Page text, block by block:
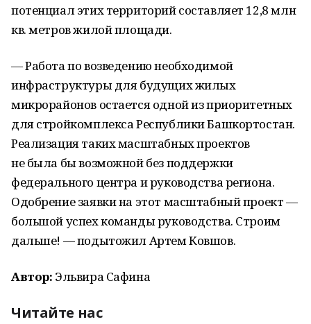
потенциал этих территорий составляет 12,8 млн
кв. метров жилой площади.
— Работа по возведению необходимой
инфраструктуры для будущих жилых
микрорайонов остается одной из приоритетных
для стройкомплекса Республики Башкортостан.
Реализация таких масштабных проектов
не была бы возможной без поддержки
федерального центра и руководства региона.
Одобрение заявки на этот масштабный проект —
большой успех команды руководства. Строим
дальше! — подытожил Артем Ковшов.
Автор: Эльвира Сафина
Читайте нас